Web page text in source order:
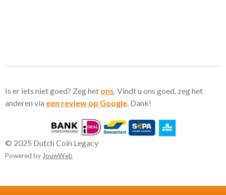
Is er iets niet goed? Zeg het ons . Vindt u ons goed, zeg het
anderen via een review op Google . Dank!
© 2025 Dutch Coin Legacy
Powered by JouwWeb